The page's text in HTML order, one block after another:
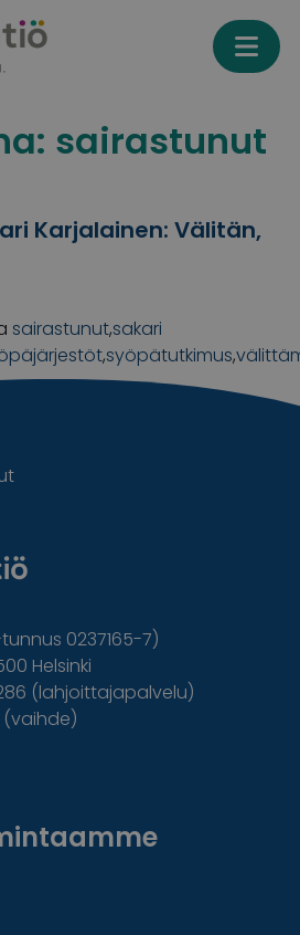
sairastunut
Karjalainen: Välitän,
sairastunut,sakari
,syöpätutkimus,
0237165-7)
Helsinki
(lahjoittajapalvelu)
(vaihde)